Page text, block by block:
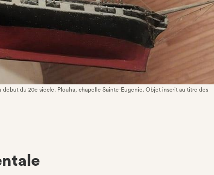
du 20e siècle. Plouha, chapelle Sainte-Eugénie. Objet inscrit au titre des